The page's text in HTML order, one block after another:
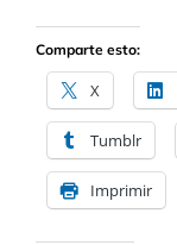
Comparte esto:
X
Tumblr
Imprimir